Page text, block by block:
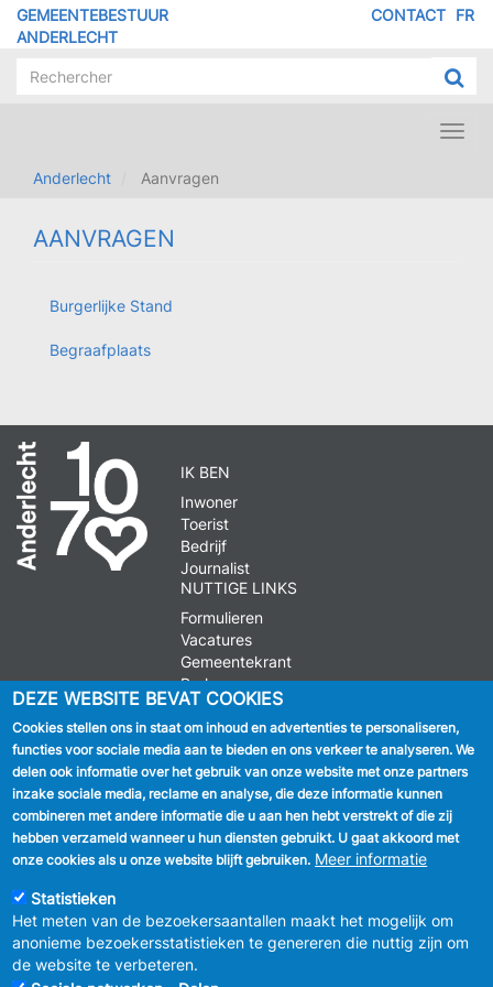
Overslaan
GEMEENTEBESTUUR
ANDERLECHT
FR
CONTACT
Anderlecht
Aanvragen
AANVRAGEN
RDV
POP
Burgerlijke Stand
Begraafplaats
IK BEN
Inwoner
Toerist
Bedrijf
Journalist
NUTTIGE LINKS
Formulieren
Vacatures
Gemeentekrant
Parkeren
VOLG ONS
Facebook
Linkedin
Instagram
DEZE WEBSITE BEVAT COOKIES
Cookies stellen ons in staat om inhoud en advertenties te personaliseren,
functies voor sociale media aan te bieden en ons verkeer te analyseren. We
delen ook informatie over het gebruik van onze website met onze partners
inzake sociale media, reclame en analyse, die deze informatie kunnen
combineren met andere informatie die u aan hen hebt verstrekt of die zij
hebben verzameld wanneer u hun diensten gebruikt. U gaat akkoord met
onze cookies als u onze website blijft gebruiken. Meer informatie
Statistieken
Het meten van de bezoekersaantallen maakt het mogelijk om
anonieme bezoekersstatistieken te genereren die nuttig zijn om
de website te verbeteren.